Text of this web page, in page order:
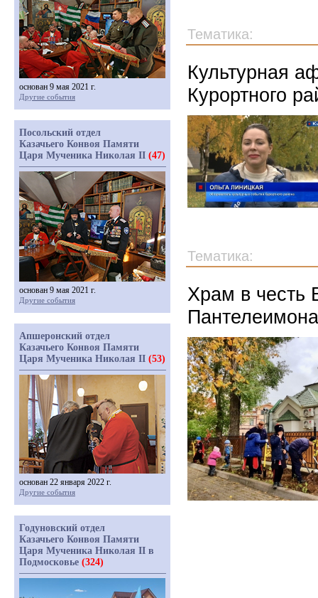
Тематика:
Культурная
Курортного
Тематика:
Храм в честь
основан 9 мая 2021 г.
Другие события
Посольский отдел
Казачьего Конвоя Памяти
Царя Мученика Николая II (47)
основан 9 мая 2021 г.
Другие события
Апшеронский отдел
Казачьего Конвоя Памяти
Царя Мученика Николая II (53)
основан 22 января 2022 г.
Другие события
Годуновский отдел
Казачьего Конвоя Памяти
Царя Мученика Николая II в
Подмосковье (324)